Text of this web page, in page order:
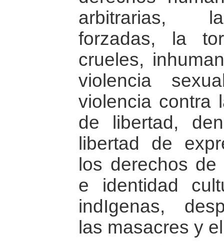
arbitrarias,
forzadas, la
crueles,
violencia
violencia contra
de libertad,
libertad de
los derechos
e identidad
indIgenas,
las masacres y